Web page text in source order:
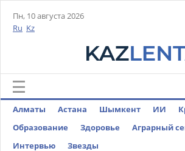
Пн, 10 августа 2026
Ru Kz
Алматы Астана Шымкент ИИ
Образование
Здоровье Аграрный
Интервью
Звезды